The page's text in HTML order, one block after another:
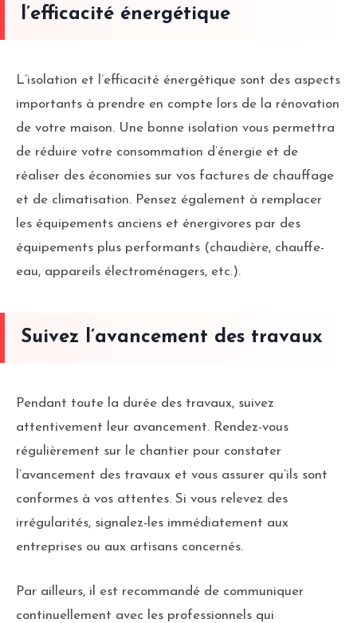
l’efficacité énergétique
L’isolation et l’efficacité énergétique sont des aspects
importants à prendre en compte lors de la rénovation
de votre maison. Une bonne isolation vous permettra
de réduire votre consommation d’énergie et de
réaliser des économies sur vos factures de chauffage
et de climatisation. Pensez également à remplacer
les équipements anciens et énergivores par des
équipements plus performants (chaudière, chauffe-
eau, appareils électroménagers, etc.).
Suivez l’avancement des travaux
Pendant toute la durée des travaux, suivez
attentivement leur avancement. Rendez-vous
régulièrement sur le chantier pour constater
l’avancement des travaux et vous assurer qu’ils sont
conformes à vos attentes. Si vous relevez des
irrégularités, signalez-les immédiatement aux
entreprises ou aux artisans concernés.
Par ailleurs, il est recommandé de communiquer
continuellement avec les professionnels qui